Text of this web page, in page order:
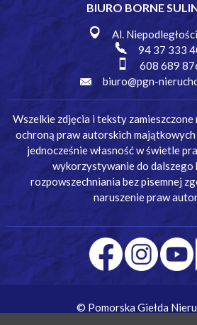
BIURO BORNE
Al.
94 37 333
608 689
biuro@pgn-
Wszelkie zdjęcia i teksty
ochroną praw autorskich
jednocześnie własność w świetle
wykorzystywanie do dalszego
rozpowszechniania bez pisemnej
naruszenie praw
© Pomorska Giełda